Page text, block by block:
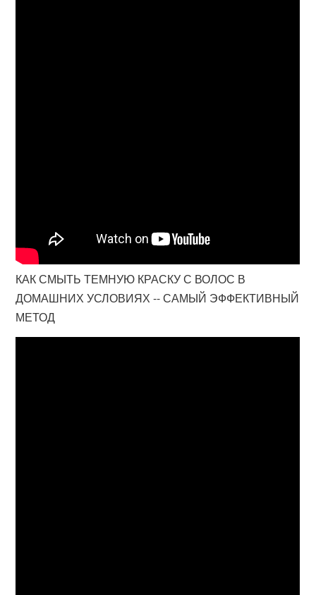
КАК СМЫТЬ ТЕМНУЮ КРАСКУ С ВОЛОС В
ДОМАШНИХ УСЛОВИЯХ -- САМЫЙ ЭФФЕКТИВНЫЙ
МЕТОД